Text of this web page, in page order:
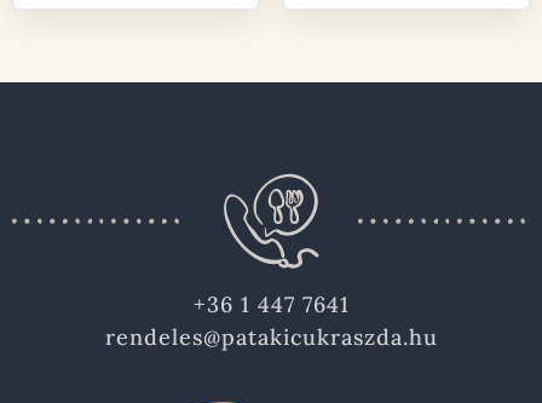
+36 1 447 7641
rendeles@patakicukraszda.hu